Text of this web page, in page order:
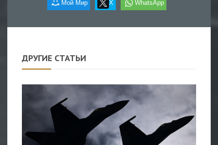
Мой Мир X WhatsApp
ДРУГИЕ СТАТЬИ